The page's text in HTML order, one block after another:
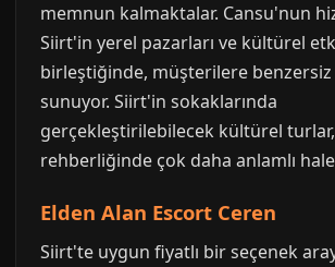
memnun kalmaktalar. Cansu'nun
Siirt'in yerel pazarları ve kültürel
birleştiğinde, müşterilere
sunuyor. Siirt'in sokaklarında
gerçekleştirilebilecek kültürel
rehberliğinde çok daha anlamlı
Elden Alan Escort Ceren
Siirt'te uygun fiyatlı bir seçenek